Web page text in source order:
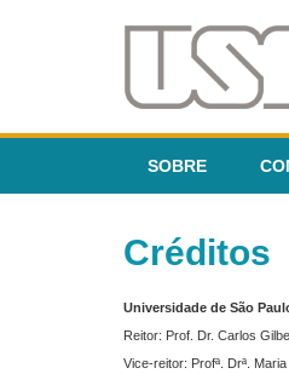
SOBRE
Créditos
Universidade de São
Reitor: Prof. Dr. Carlos
Vice-reitor: Profª. Drª.